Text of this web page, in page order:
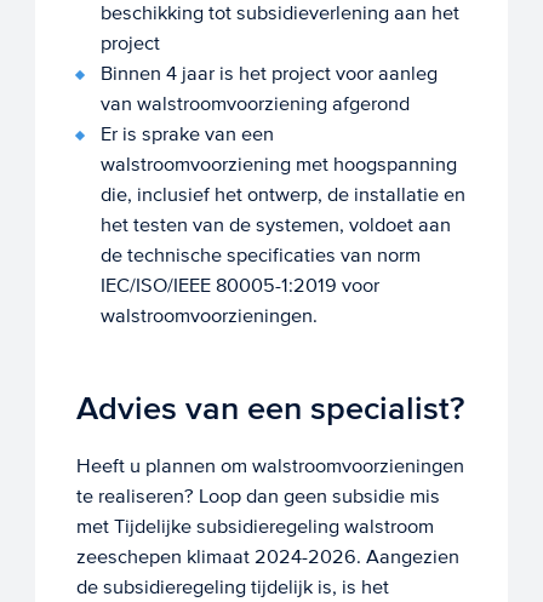
beschikking tot subsidieverlening aan het
project
Binnen 4 jaar is het project voor aanleg
van walstroomvoorziening afgerond
Er is sprake van een
walstroomvoorziening met hoogspanning
die, inclusief het ontwerp, de installatie en
het testen van de systemen, voldoet aan
de technische specificaties van norm
IEC/ISO/IEEE 80005-1:2019 voor
walstroomvoorzieningen.
Advies van een specialist?
Heeft u plannen om walstroomvoorzieningen
te realiseren? Loop dan geen subsidie mis
met Tijdelijke subsidieregeling walstroom
zeeschepen klimaat 2024-2026. Aangezien
de subsidieregeling tijdelijk is, is het